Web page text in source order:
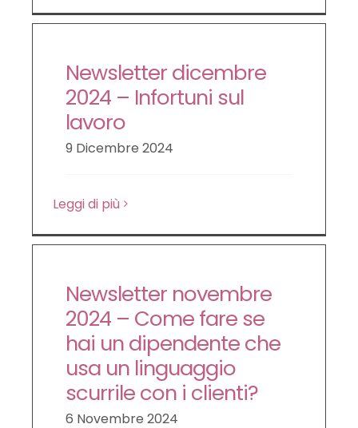
Newsletter dicembre
2024 – Infortuni sul
lavoro
9 Dicembre 2024
Leggi di più
Newsletter novembre
2024 – Come fare se
hai un dipendente che
usa un linguaggio
scurrile con i clienti?
6 Novembre 2024